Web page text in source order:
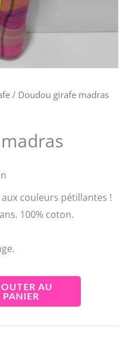
/ Doudou girafe madras
couleurs pétillantes !
100% coton.
AU
PANIER